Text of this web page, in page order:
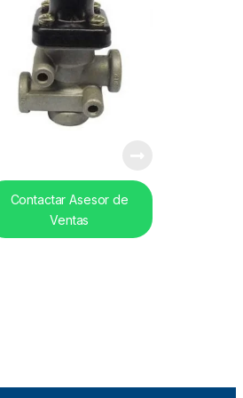
Contactar Asesor de
Ventas